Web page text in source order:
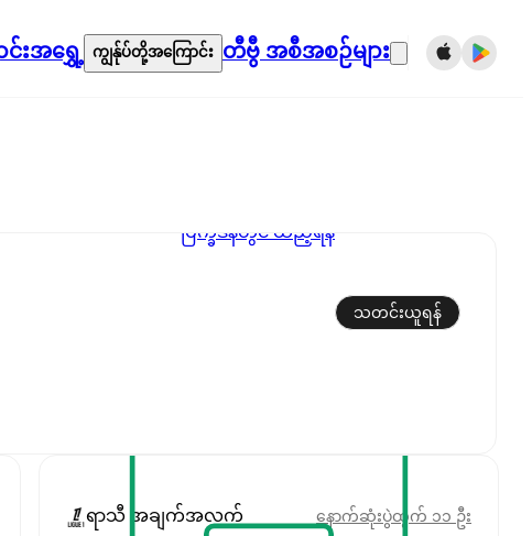
င်းအရွှေ့ ကျွန်ုပ်တို့အကြောင်း တီဗွီ အစီအစဉ်များ
ပြက္ခဒိန်တွင် ထည့်ရန်
သတင်းယူရန်
ရာသီ အချက်အလက် နောက်ဆုံးပွဲထွက် ၁၁ ဦး